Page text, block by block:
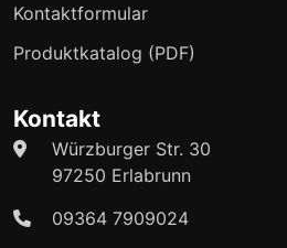
Kontaktformular
Produktkatalog (PDF)
Kontakt
Würzburger Str. 30
97250 Erlabrunn
09364 7909024